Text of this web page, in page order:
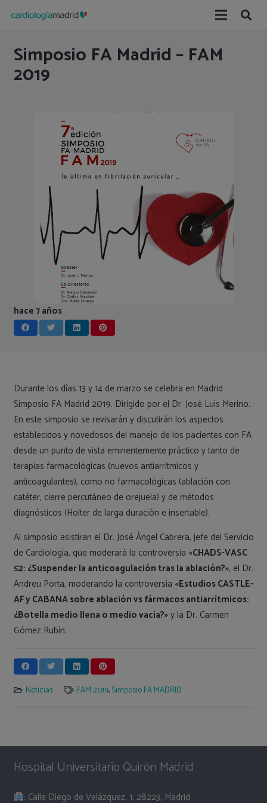
Simposio FA Madrid – FAM
2019
hace 7 años
Durante los días 13 y 14 de marzo se celebra en Madrid
Simposio FA Madrid 2019. Dirigido por el Dr. José Luís Merino.
En este simposio se revisarán y discutirán los aspectos
establecidos y novedosos del manejo de los pacientes con FA
desde un punto de vista eminentemente práctico y tanto de
terapias farmacológicas (nuevos antiarrítmicos y
anticoagulantes), como no farmacológicas (ablación con
catéter, cierre percutáneo de orejuela) y de métodos
diagnósticos (Holter de larga duración e insertable).
Al simposio asistiran el Dr. José Ángel Cabrera, jefe del Servicio
de Cardiología, que moderará la controversia «CHADS-VASC
≤2: ¿Suspender la anticoagulación tras la ablación?», el Dr.
Andreu Porta, moderando la controversia «Estudios CASTLE-
AF y CABANA sobre ablación vs fármacos antiarrítmicos:
¿Botella medio llena o medio vacía?»y la Dr. Carmen
Gómez Rubín.
Noticias FAM 2019,Simposio FA MADRID
Hospital Universitario Quirón Madrid
: Calle Diego de Velázquez, 1, 28223, Madrid